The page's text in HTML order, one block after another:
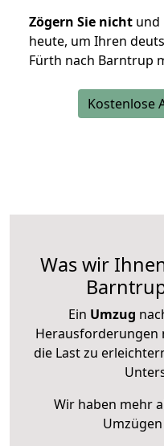
Zögern Sie nicht und
heute, um Ihren
Fürth nach Barntrup
Kostenlose
Was wir
Ein Umzug
Herausforderungen
die Last zu
Wir haben mehr